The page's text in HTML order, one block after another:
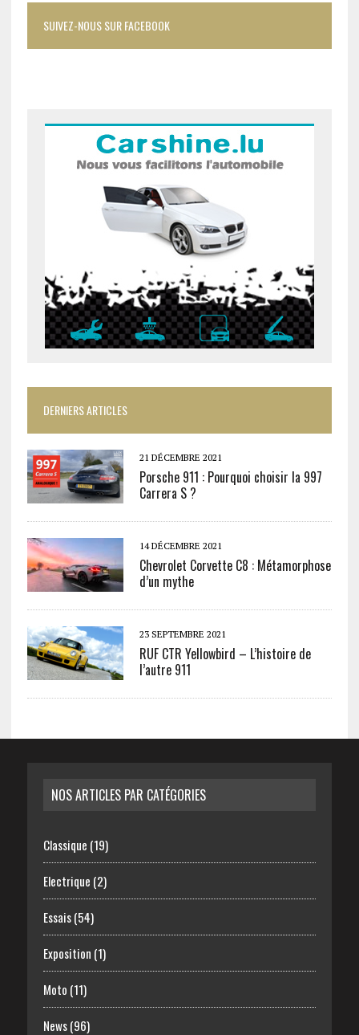
SUIVEZ-NOUS SUR FACEBOOK
DERNIERS ARTICLES
21 DÉCEMBRE 2021
Porsche 911 : Pourquoi choisir la 997
Carrera S ?
14 DÉCEMBRE 2021
Chevrolet Corvette C8 : Métamorphose
d’un mythe
23 SEPTEMBRE 2021
RUF CTR Yellowbird – L’histoire de
l’autre 911
NOS ARTICLES PAR CATÉGORIES
Classique (19)
Electrique (2)
Essais(54)
Exposition (1)
Moto (11)
News(96)